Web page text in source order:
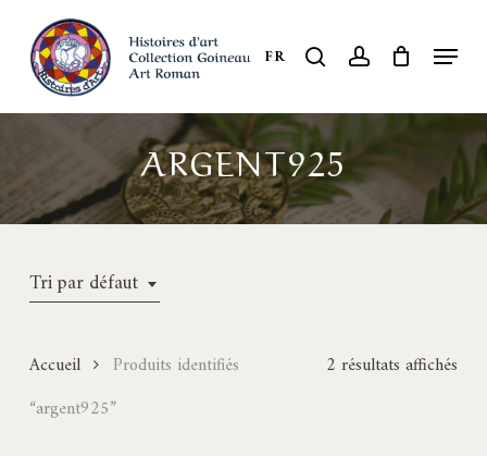
main
content
FR search account Menu
ARGENT925
Tri par défaut
2 résultats affichés
Accueil
Produits identifiés
“argent925”
Close